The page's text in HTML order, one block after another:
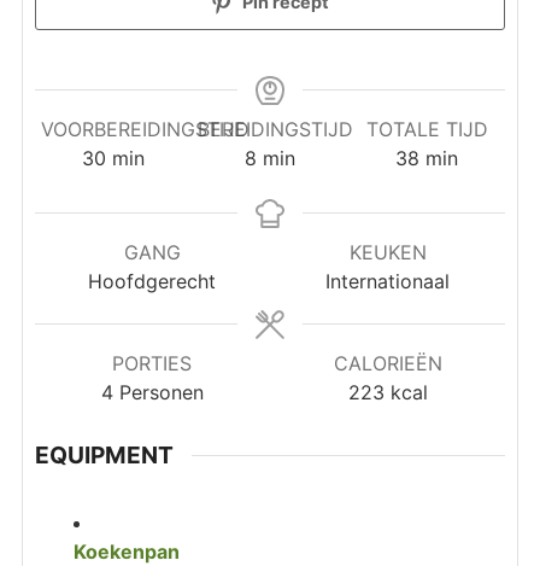
VOORBEREIDINGSTIJD
30minuten
min
BEREIDINGSTIJD
8 minuten
min
TOTALE TIJD
38 minuten
min
GANG
Hoofdgerecht
KEUKEN
Internationaal
PORTIES
4 Personen
CALORIEËN
223 kcal
EQUIPMENT
Koekenpan